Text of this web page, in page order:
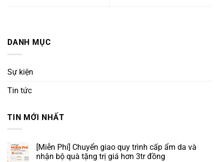
DANH MỤC
Sự kiện
Tin tức
TIN MỚI NHẤT
[Miễn Phí] Chuyển giao quy trình cấp ẩm da và
nhận bộ quà tặng trị giá hơn 3tr đồng